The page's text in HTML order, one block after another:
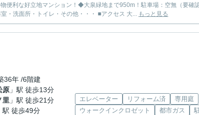
便利な好立地マンション！◆大泉緑地まで950m！駐車場：空無（要確
・洗面所・トイレ・その他・・・ ■アクセス 大... もっと見る
36年 /6階建
原 」駅 徒歩13分
里 」駅 徒歩21分
駅 徒歩49分
エレベーター リフォーム済
専用庭
ウォークインクロゼット
都市ガス